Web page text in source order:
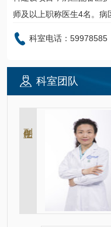
师及以上职称医生4名。病
科室电话：59978585
科室团队